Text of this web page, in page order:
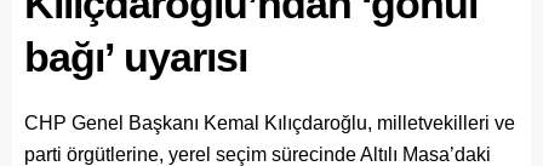
bağı’ uyarısı
CHP Genel Başkanı Kemal Kılıçdaroğlu, milletvekilleri ve
parti örgütlerine, yerel seçim sürecinde Altılı Masa’daki